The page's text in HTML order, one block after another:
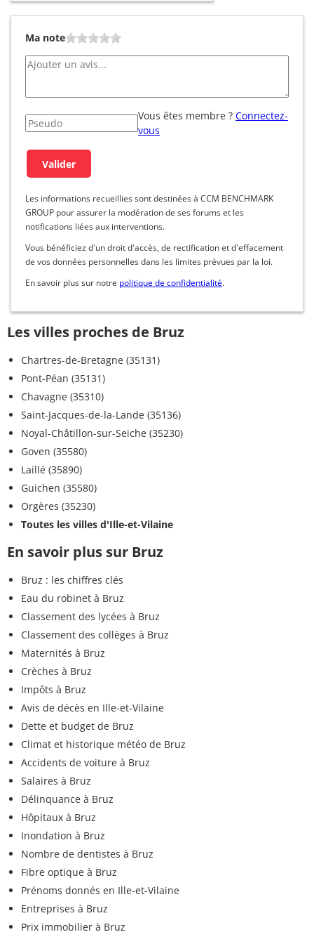
Ma note
Vous êtes membre ? Connectez-
vous
Les informations recueillies sont destinées à CCM BENCHMARK
GROUP pour assurer la modération de ses forums et les
notifications liées aux interventions.
Vous bénéficiez d'un droit d'accès, de rectification et d'effacement
de vos données personnelles dans les limites prévues par la loi.
En savoir plus sur notre politique de confidentialité.
Les villes proches de Bruz
Chartres-de-Bretagne (35131)
Pont-Péan (35131)
Chavagne (35310)
Saint-Jacques-de-la-Lande (35136)
Noyal-Châtillon-sur-Seiche (35230)
Goven (35580)
Laillé (35890)
Guichen (35580)
Orgères (35230)
Toutes les villes d'Ille-et-Vilaine
En savoir plus sur Bruz
Bruz : les chiffres clés
Eau du robinet à Bruz
Classement des lycées à Bruz
Classement des collèges à Bruz
Maternités à Bruz
Crèches à Bruz
Impôts à Bruz
Avis de décès en Ille-et-Vilaine
Dette et budget de Bruz
Climat et historique météo de Bruz
Accidents de voiture à Bruz
Salaires à Bruz
Délinquance à Bruz
Hôpitaux à Bruz
Inondation à Bruz
Nombre de dentistes à Bruz
Fibre optique à Bruz
Prénoms donnés en Ille-et-Vilaine
Entreprises à Bruz
Prix immobilier à Bruz